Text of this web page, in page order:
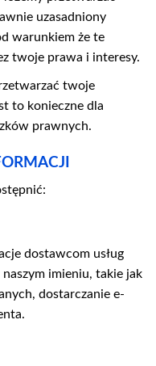
uzasadniony
warunkiem że te
twoje prawa i interesy.
twoje
to konieczne dla
prawnych.
dostawcom usług
imieniu, takie jak
dostarczanie e-